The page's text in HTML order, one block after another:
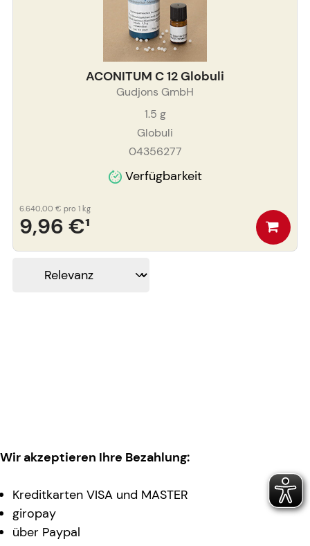
ACONITUM C 12 Globuli
Gudjons GmbH
1.5 g
Globuli
04356277
Verfügbarkeit
9,96 €¹
6.640,00 € pro 1 kg
Wir akzeptieren Ihre Bezahlung:
Kreditkarten VISA und MASTER
giropay
über Paypal